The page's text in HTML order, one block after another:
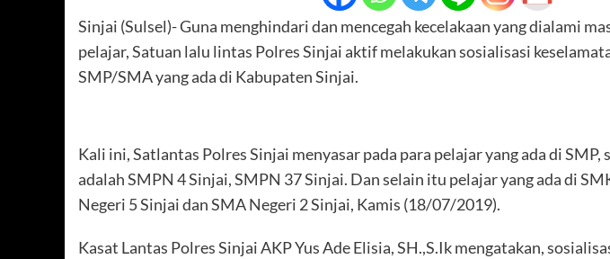
Sinjai (Sulsel)- Guna menghindari dan mencegah kecelakaan yang dialami
pelajar, Satuan lalu lintas Polres Sinjai aktif melakukan sosialisasi
SMP/SMA yang ada di Kabupaten Sinjai.
Kali ini, Satlantas Polres Sinjai menyasar pada para pelajar yang ada di SMP,
adalah SMPN 4 Sinjai, SMPN 37 Sinjai. Dan selain itu pelajar yang ada di
Negeri 5 Sinjai dan SMA Negeri 2 Sinjai, Kamis (18/07/2019).
Kasat Lantas Polres Sinjai AKP Yus Ade Elisia, SH.,S.Ik mengatakan,